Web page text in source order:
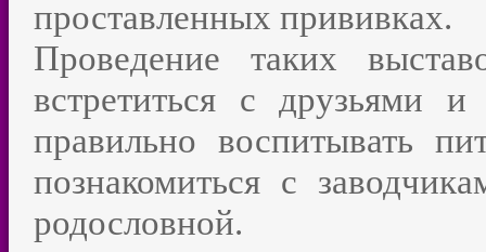
проставленных прививках.
Проведение таких
встретиться с друзьями
правильно воспитывать
познакомиться с
родословной.